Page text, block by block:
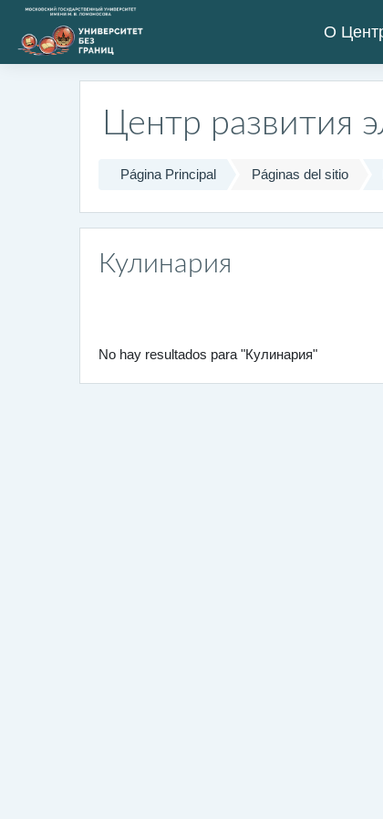
О
Salta al contenido principal
Центр развития
Página Principal Páginas del sitio
Кулинария
No hay resultados para "Кулинария"